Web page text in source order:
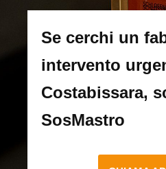
Se cerchi un
intervento
Costabissara,
SosMastro